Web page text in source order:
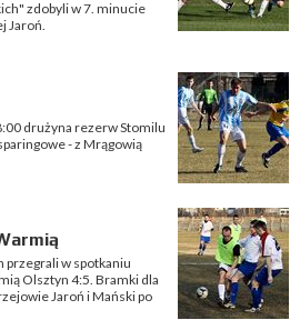
zdobyli w 7. minucie
Jaroń.
drużyna rezerw Stomilu
- z Mrągowią
przegrali w spotkaniu
Olsztyn 4:5. Bramki dla
Jaroń i Mański po